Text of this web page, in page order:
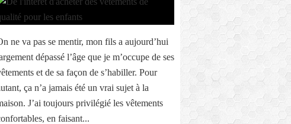
ne va pas se mentir, mon fils a aujourd’hui
dépassé l’âge que je m’occupe de ses
et de sa façon de s’habiller. Pour
ça n’a jamais été un vrai sujet à la
J’ai toujours privilégié les vêtements
en faisant...